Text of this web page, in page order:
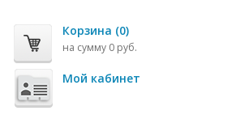
Корзина (0)
на сумму 0 руб.
Мой кабинет